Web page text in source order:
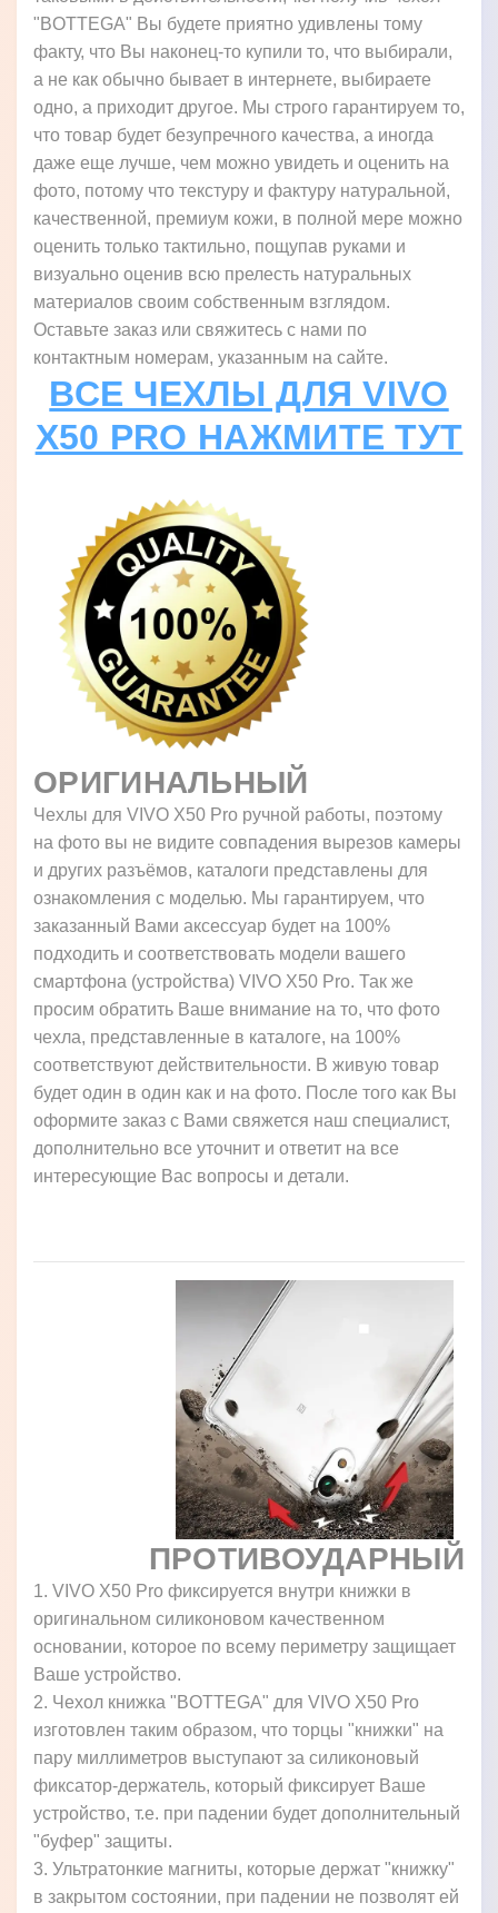
"BOTTEGA" Вы будете приятно удивлены тому
факту, что Вы наконец-то купили то, что выбирали,
а не как обычно бывает в интернете, выбираете
одно, а приходит другое. Мы строго гарантируем то,
что товар будет безупречного качества, а иногда
даже еще лучше, чем можно увидеть и оценить на
фото, потому что текстуру и фактуру натуральной,
качественной, премиум кожи, в полной мере можно
оценить только тактильно, пощупав руками и
визуально оценив всю прелесть натуральных
материалов своим собственным взглядом.
Оставьте заказ или свяжитесь с нами по
контактным номерам, указанным на сайте.
ВСЕ ЧЕХЛЫ ДЛЯ VIVO
X50 PRO НАЖМИТЕ ТУТ
ОРИГИНАЛЬНЫЙ
Чехлы для VIVO X50 Pro ручной работы, поэтому
на фото вы не видите совпадения вырезов камеры
и других разъёмов, каталоги представлены для
ознакомления с моделью. Мы гарантируем, что
заказанный Вами аксессуар будет на 100%
подходить и соответствовать модели вашего
смартфона (устройства) VIVO X50 Pro. Так же
просим обратить Ваше внимание на то, что фото
чехла, представленные в каталоге, на 100%
соответствуют действительности. В живую товар
будет один в один как и на фото. После того как Вы
оформите заказ с Вами свяжется наш специалист,
дополнительно все уточнит и ответит на все
интересующие Вас вопросы и детали.
ПРОТИВОУДАРНЫЙ
1. VIVO X50 Pro фиксируется внутри книжки в
оригинальном силиконовом качественном
основании, которое по всему периметру защищает
Ваше устройство.
2. Чехол книжка "BOTTEGA" для VIVO X50 Pro
изготовлен таким образом, что торцы "книжки" на
пару миллиметров выступают за силиконовый
фиксатор-держатель, который фиксирует Ваше
устройство, т.е. при падении будет дополнительный
"буфер" защиты.
3. Ультратонкие магниты, которые держат "книжку"
в закрытом состоянии, при падении не позволят ей